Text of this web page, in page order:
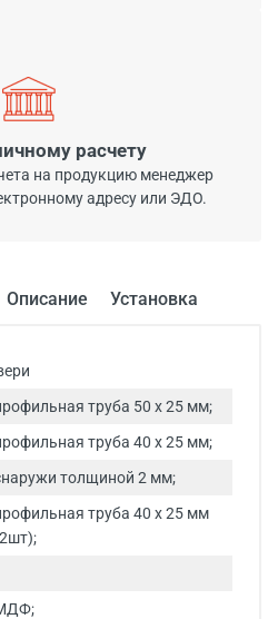
расчету
на продукцию менеджер
адресу или ЭДО.
Описание Установка
труба 50 х 25 мм;
труба 40 х 25 мм;
толщиной 2 мм;
труба 40 х 25 мм